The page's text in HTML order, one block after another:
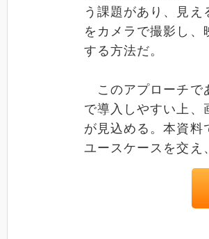
う課題があり、見
をカメラで撮影し
する方法だ。
このアプローチで
で導入しやすい上、
が見込める。本資料
ユースケースを交え